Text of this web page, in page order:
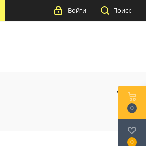
Поиск
Войти
0
0